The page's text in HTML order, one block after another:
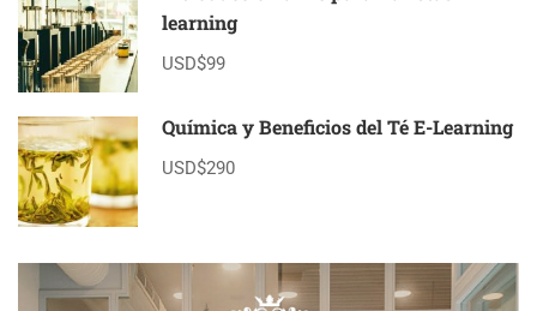
learning
USD$99
Química y Beneficios del Té E-Learning
USD$290